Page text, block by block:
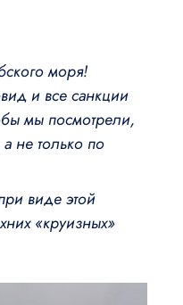
моря!
и все санкции
мы посмотрели,
не только по
виде этой
«круизных»